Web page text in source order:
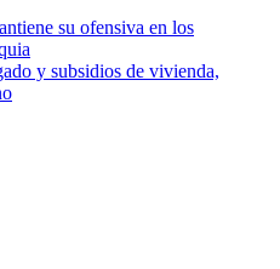
su ofensiva en los
y subsidios de vivienda,